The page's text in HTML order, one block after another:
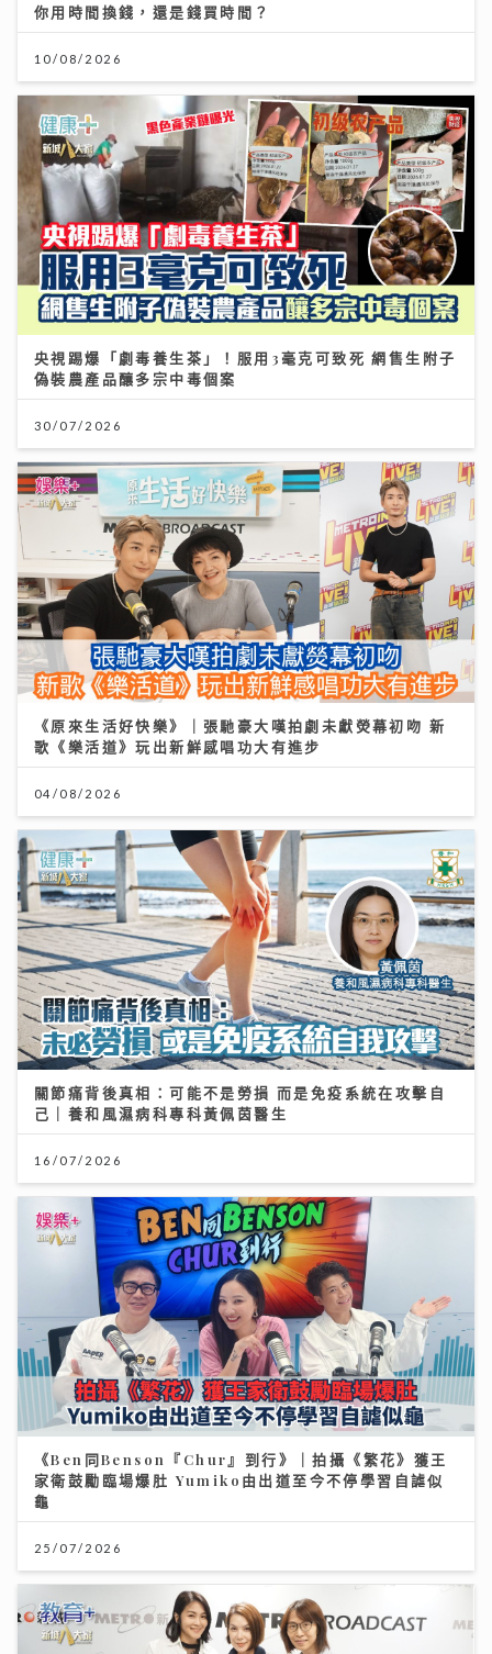
你用時間換錢，還是錢買時間？
10/08/2026
央視踢爆「劇毒養生茶」！服用3毫克可致死 網售生附子
偽裝農產品釀多宗中毒個案
30/07/2026
《原來生活好快樂》｜張馳豪大嘆拍劇未獻熒幕初吻 新
歌《樂活道》玩出新鮮感唱功大有進步
04/08/2026
關節痛背後真相：可能不是勞損 而是免疫系統在攻擊自
己｜養和風濕病科專科黃佩茵醫生
16/07/2026
《Ben同Benson『Chur』到行》｜拍攝《繁花》獲王
家衛鼓勵臨場爆肚 Yumiko由出道至今不停學習自謔似
龜
25/07/2026